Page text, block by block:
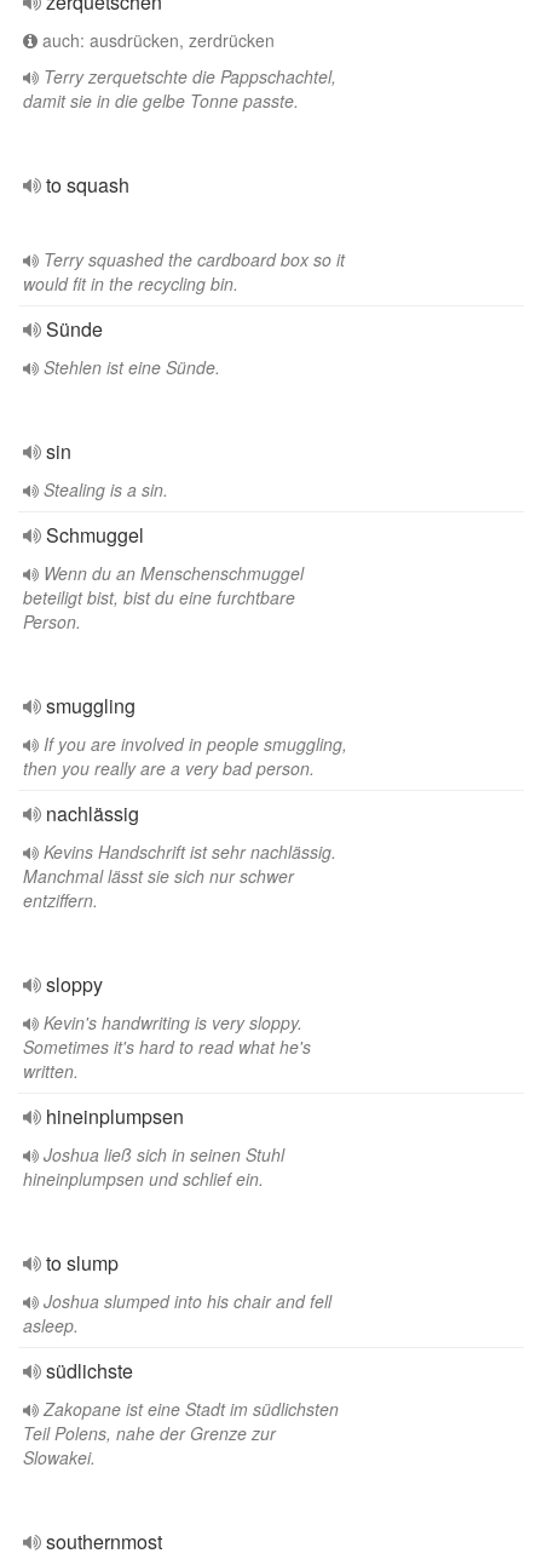
auch: ausdrücken, zerdrücken
Terry zerquetschte die Pappschachtel,
damit sie in die gelbe Tonne passte.
to squash
Terry squashed the cardboard box so it
would fit in the recycling bin.
Sünde
Stehlen ist eine Sünde.
sin
Stealing is a sin.
Schmuggel
Wenn du an Menschenschmuggel
beteiligt bist, bist du eine furchtbare
Person.
smuggling
If you are involved in people smuggling,
then you really are a very bad person.
nachlässig
Kevins Handschrift ist sehr nachlässig.
Manchmal lässt sie sich nur schwer
entziffern.
sloppy
Kevin's handwriting is very sloppy.
Sometimes it's hard to read what he's
written.
hineinplumpsen
Joshua ließ sich in seinen Stuhl
hineinplumpsen und schlief ein.
to slump
Joshua slumped into his chair and fell
asleep.
südlichste
Zakopane ist eine Stadt im südlichsten
Teil Polens, nahe der Grenze zur
Slowakei.
southernmost